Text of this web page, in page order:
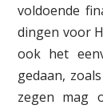
voldoende
dingen voor
ook het
gedaan,
zegen mag